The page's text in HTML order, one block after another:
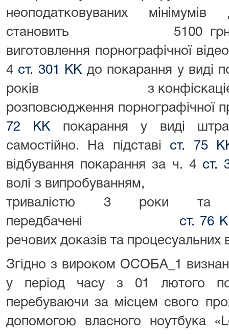
неоподатковуваних
становить 5100 грн., з
виготовлення
4 ст. 301 ККдо покарання у виді
років з конфіскацією
розповсюдження порнографічної
72 ККпокарання у виді
самостійно. На підставі ст. 75
відбування покарання за ч. 4 ст.
волі з випробуванням,
тривалістю 3 роки та
передбачені ст. 76
речових доказів та процесуальних
Згідно з вироком ОСОБА_1
у період часу з 01 лютого
перебуваючи за місцем свого
допомогою власного ноутбука